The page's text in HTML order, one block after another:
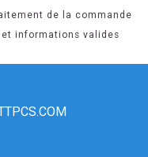
de la commande
informations valides